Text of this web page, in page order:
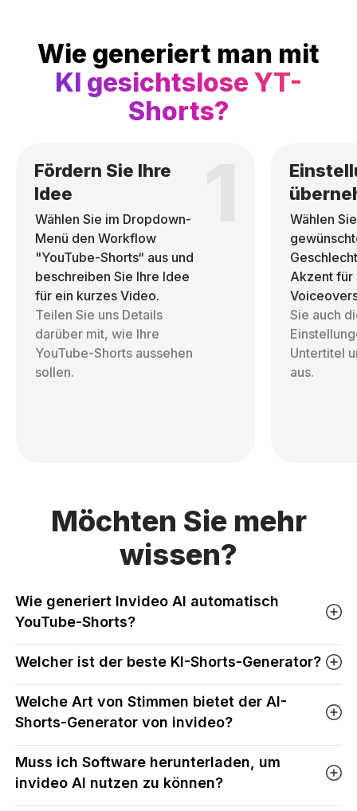
Wie generiert man mit
KI gesichtslose YT-
Shorts?
Fördern Sie Ihre
Idee
Wählen Sie im Dropdown-
Menü den Workflow
"YouTube-Shorts“ aus und
beschreiben Sie Ihre Idee
für ein kurzes Video.
Teilen Sie uns Details
darüber mit, wie Ihre
YouTube-Shorts aussehen
sollen.
Wählen
Akzent für
Sie auch
Untertitel
aus.
Möchten Sie mehr
wissen?
Wie generiert Invideo AI automatisch
YouTube-Shorts?
Welcher ist der beste KI-Shorts-Generator?
Welche Art von Stimmen bietet der AI-
Shorts-Generator von invideo?
Muss ich Software herunterladen, um
invideo AI nutzen zu können?